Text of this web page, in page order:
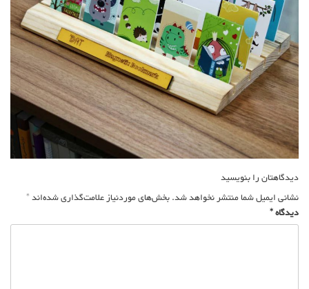
راهبری
نوشته
دیدگاهتان را بنویسید
نشانی ایمیل شما منتشر نخواهد شد.بخش‌های موردنیاز علامت‌گذاری شده‌اند*
دیدگاه*